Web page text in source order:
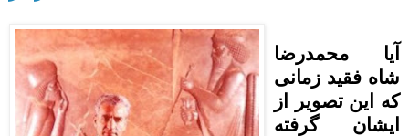
آیا محمدرضا
شاه فقید زمانی
که این تصویر از
ایشان گرفته